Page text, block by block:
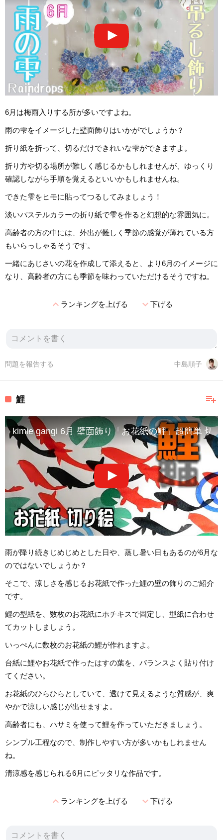
6月は梅雨入りする所が多いですよね。
雨の雫をイメージした壁面飾りはいかがでしょうか？
折り紙を折って、切るだけできれいな雫ができますよ。
折り方や切る場所が難しく感じるかもしれませんが、ゆっくり
確認しながら手順を覚えるといいかもしれませんね。
できた雫をヒモに貼ってつるしてみましょう！
淡いパステルカラーの折り紙で雫を作ると幻想的な雰囲気に。
高齢者の方の中には、外出が難しく季節の感覚が薄れている方
もいらっしゃるそうです。
一緒にあじさいの花を作成して添えると、より6月のイメージに
なり、高齢者の方にも季節を味わっていただけるそうですね。
expand_lessランキングを上げる expand_more下げる
中島順子
問題を報告する
playlist_add
鯉
kimie gangi 6月 壁面飾り「お花紙の鯉」超簡単 切
雨が降り続きじめじめとした日や、蒸し暑い日もあるのが6月な
のではないでしょうか？
そこで、涼しさを感じるお花紙で作った鯉の壁の飾りのご紹介
です。
鯉の型紙を、数枚のお花紙にホチキスで固定し、型紙に合わせ
てカットしましょう。
いっぺんに数枚のお花紙の鯉が作れますよ。
台紙に鯉やお花紙で作ったはすの葉を、バランスよく貼り付け
てください。
お花紙のひらひらとしていて、透けて見えるような質感が、爽
やかで涼しい感じが出せますよ。
高齢者にも、ハサミを使って鯉を作っていただきましょう。
シンプル工程なので、制作しやすい方が多いかもしれません
ね。
清涼感を感じられる6月にピッタリな作品です。
expand_lessランキングを上げる expand_more下げる